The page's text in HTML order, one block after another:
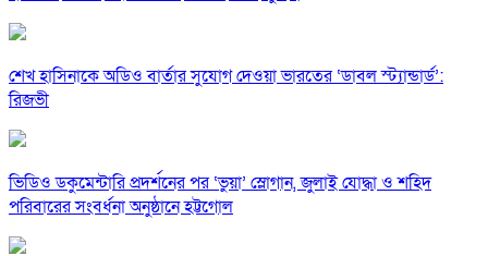
শেখ হাসিনাকে অডিও বার্তার সুযোগ দেওয়া ভারতের ‘ডাবল স্ট্যান্ডার্ড’:
রিজভী
ভিডিও ডকুমেন্টারি প্রদর্শনের পর ‘ভুয়া’ স্লোগান, জুলাই যোদ্ধা ও শহিদ
পরিবারের সংবর্ধনা অনুষ্ঠানে হট্টগোল